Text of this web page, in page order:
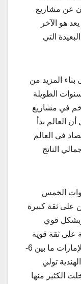
عن مشاريع
هو الآخر
التي
بناء المزيد من
الطويلة
في مشاريع
العالم بدأ
في العالم
الناتج
الخمس
على ثقة كبيرة
وبشكل قوي
على ثقة قوية
باقتصاد الدولة ونتوقع أن ينمو اقتصاد الإمارات ما بين 6-
الشركات الهندية تولي
الكثير منها